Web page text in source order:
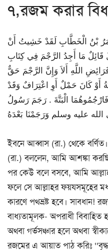
৭,রজম করার
بْنُ الْخَطَّابِ لَقَدْ خَشِيتُ أَنْ
مَا أَجِدُ الرَّجْمَ فِي كِتَابِ
اللَّهِ أَلاَ وَإِنَّ الرَّجْمَ حَقٌّ
أَوْ كَانَ حَمْلٌ أَوِ اعْتِرَافٌ وَقَدْ
فَارْجُمُوهُمَا الْبَتَّةَ ‏.‏ رَجَمَ رَسُولُ
الله عليه وسلم وَرَجَمْنَا بَعْدَهُ
ইবনে আব্বাস (রা.) থেকে
(রা.) বললেন, আমি আশঙ্কা
পর কেউ বলে বসবে, আমি
ফলে সে আল্লাহর ফয়যসমূহের
কারণে পথভ্রষ্ট হবে। সাবধান!
বাধ্যতামূলক- অপরাধী বিবাহিত
অথবা গর্ভসঞ্চার হলে অথবা
রজমের এ আয়াত পাঠ করিঃ